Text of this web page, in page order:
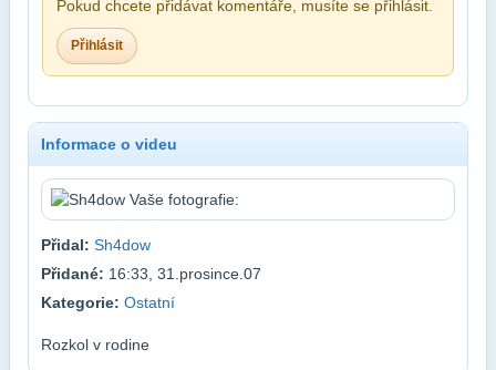
Pokud chcete přidávat komentáře, musíte se přihlásit.
Přihlásit
Informace o videu
Přidal: Sh4dow
Přidané: 16:33, 31.prosince.07
Kategorie: Ostatní
Rozkol v rodine